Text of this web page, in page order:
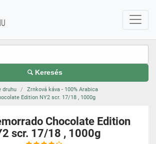
Keresés
druhu
Zrnková káva - 100% Arabica
Edition NY2 scr. 17/18 , 1000g
Chocolate Edition
scr. 17/18 , 1000g